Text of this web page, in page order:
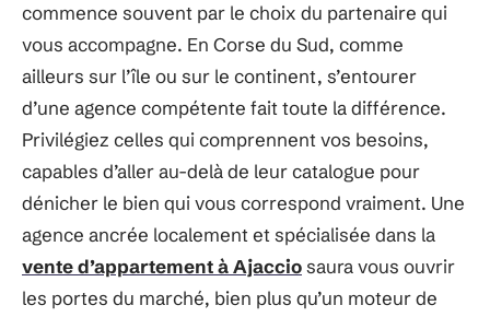
commence souvent par le choix du partenaire qui
vous accompagne. En Corse du Sud, comme
ailleurs sur l’île ou sur le continent, s’entourer
d’une agence compétente fait toute la différence.
Privilégiez celles qui comprennent vos besoins,
capables d’aller au-delà de leur catalogue pour
dénicher le bien qui vous correspond vraiment. Une
agence ancrée localement et spécialisée dans la
vente d’appartement à Ajacciosaura vous ouvrir
les portes du marché, bien plus qu’un moteur de